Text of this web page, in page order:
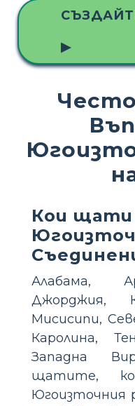
▶
Кои щати
Алабама,
Джорджия,
Мисисипи,
Каролина,
Западна
щатите,
Югоизточния